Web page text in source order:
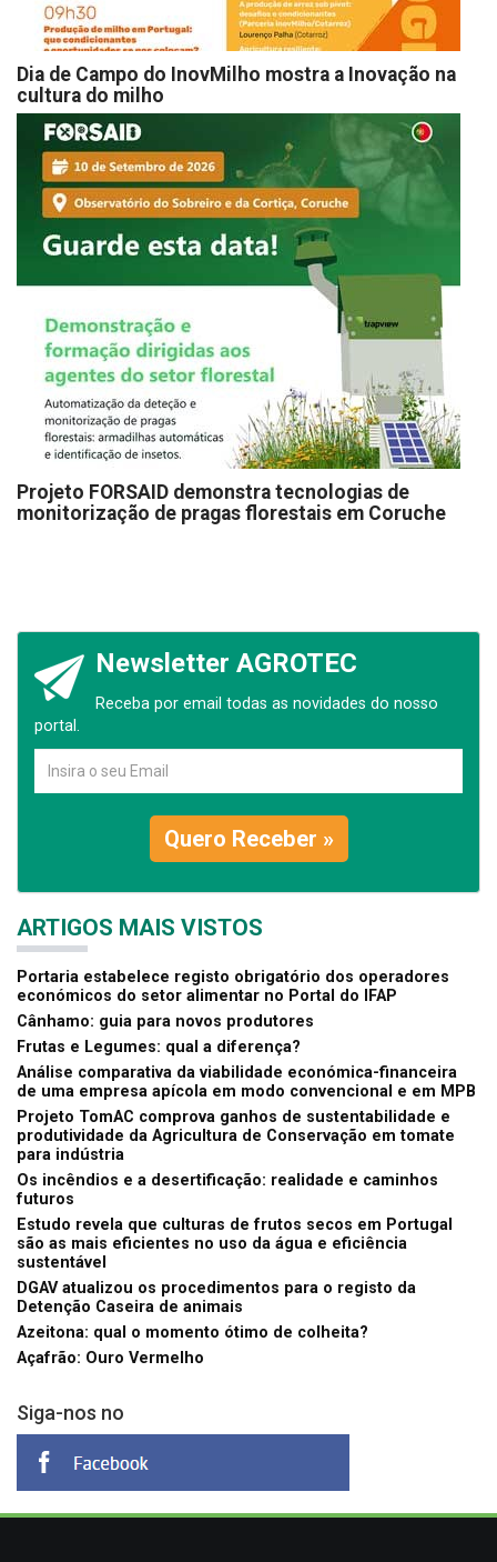
Dia de Campo do InovMilho mostra a Inovação na
cultura do milho
Projeto FORSAID demonstra tecnologias de
monitorização de pragas florestais em Coruche
Newsletter AGROTEC
Receba por email todas as novidades do nosso
portal.
Quero Receber »
ARTIGOS MAIS VISTOS
Portaria estabelece registo obrigatório dos operadores
económicos do setor alimentar no Portal do IFAP
Cânhamo: guia para novos produtores
Frutas e Legumes: qual a diferença?
Análise comparativa da viabilidade económica-financeira
de uma empresa apícola em modo convencional e em MPB
Projeto TomAC comprova ganhos de sustentabilidade e
produtividade da Agricultura de Conservação em tomate
para indústria
Os incêndios e a desertificação: realidade e caminhos
futuros
Estudo revela que culturas de frutos secos em Portugal
são as mais eficientes no uso da água e eficiência
sustentável
DGAV atualizou os procedimentos para o registo da
Detenção Caseira de animais
Azeitona: qual o momento ótimo de colheita?
Açafrão: Ouro Vermelho
Siga-nos no